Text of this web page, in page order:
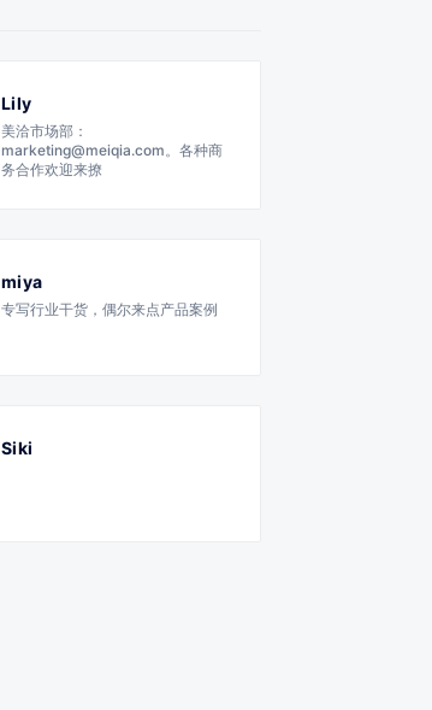
Lily
美洽市场部：
marketing@meiqia.com。各种商
务合作欢迎来撩
miya
专写行业干货，偶尔来点产品案例
Siki